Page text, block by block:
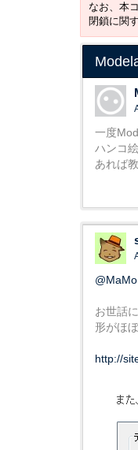
なお、本
閉鎖に関
一度
ハンコ
あれば
@MaMo
お世話
形がほ
http://